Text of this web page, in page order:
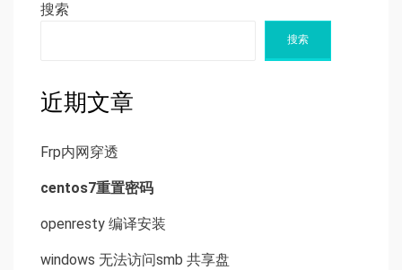
搜索
搜索
近期文章
Frp内网穿透
centos7重置密码
openresty 编译安装
windows 无法访问smb 共享盘